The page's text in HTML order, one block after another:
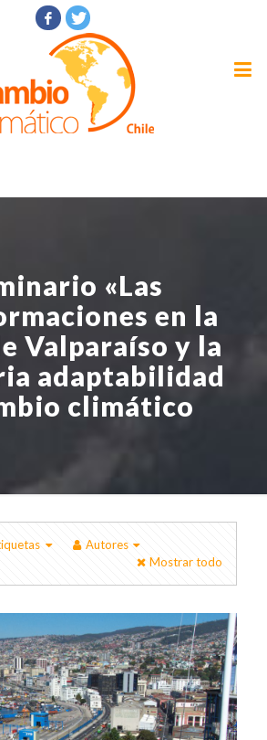
«Las
en la
Valparaíso y la
adaptabilidad
climático
Autores
Mostrar todo